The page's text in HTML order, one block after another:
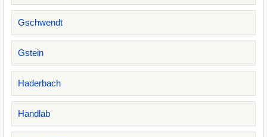
Gschwendt
Gstein
Haderbach
Handlab